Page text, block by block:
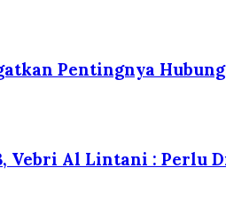
Pentingnya
Vebri Al Lintani : Perlu